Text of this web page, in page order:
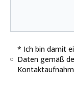
* Ich bin damit
Daten gemäß